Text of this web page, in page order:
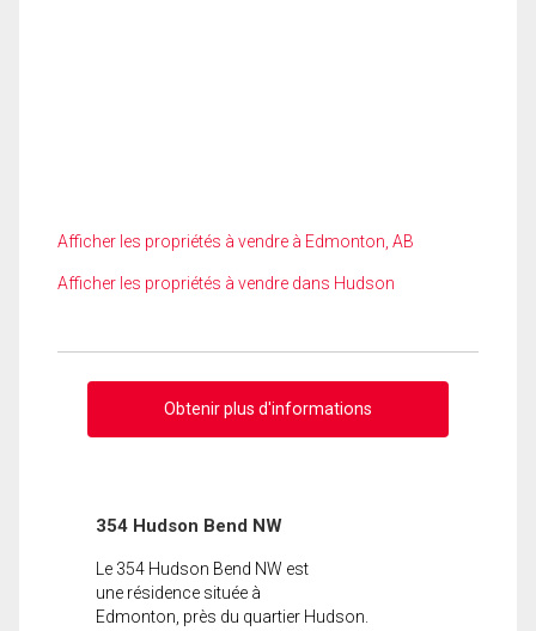
Afficher les propriétés à vendre à Edmonton, AB
Afficher les propriétés à vendre dans Hudson
Obtenir plus d'informations
354 Hudson Bend NW
Le 354 Hudson Bend NW est
une résidence située à
Edmonton, près du quartier Hudson.